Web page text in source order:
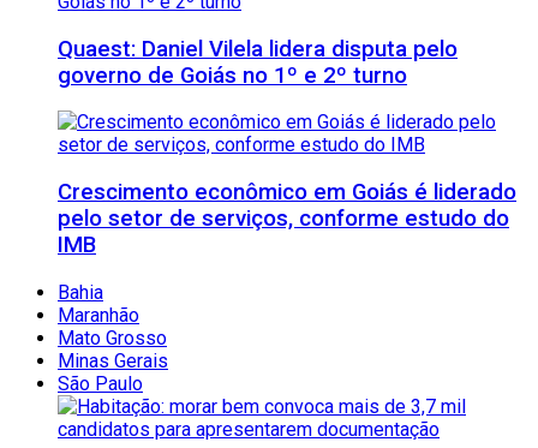
Quaest: Daniel Vilela lidera disputa pelo
governo de Goiás no 1º e 2º turno
Crescimento econômico em Goiás é liderado
pelo setor de serviços, conforme estudo do
IMB
Bahia
Maranhão
Mato Grosso
Minas Gerais
São Paulo